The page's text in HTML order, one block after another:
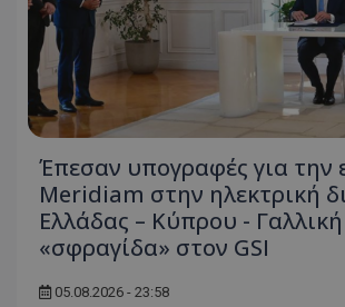
Έπεσαν υπογραφές για την
Meridiam στην ηλεκτρική
Ελλάδας – Κύπρου - Γαλλική
«σφραγίδα» στον GSI
05.08.2026 - 23:58